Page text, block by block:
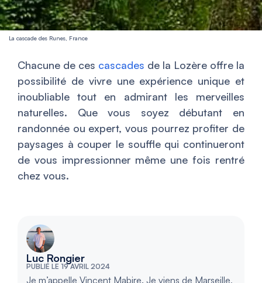
La cascade des Runes, France
Chacune de ces cascades de la Lozère offre la
possibilité de vivre une expérience unique et
inoubliable tout en admirant les merveilles
naturelles. Que vous soyez débutant en
randonnée ou expert, vous pourrez profiter de
paysages à couper le souffle qui continueront
de vous impressionner même une fois rentré
chez vous.
Luc Rongier
PUBLIÉ LE 19 AVRIL 2024
Je m’appelle Vincent Mabire. Je viens de Marseille,